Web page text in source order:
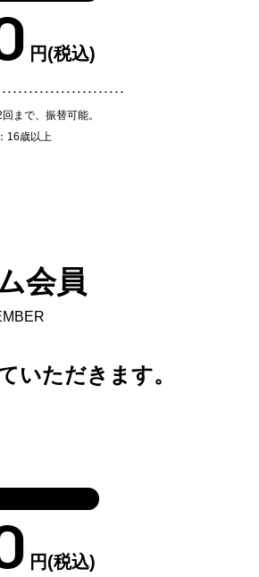
円(税込)
まで、振替可能。
16歳以上
会員
いただきます。
円(税込)